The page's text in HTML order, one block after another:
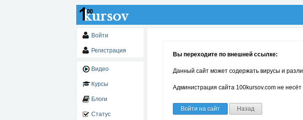
Войти
Регистрация
Видео
Курсы
Блоги
Статус
Вы переходите по внешней ссылке:
Данный сайт может содержать вирусы и
Администрация сайта 100kursov.com не несёт
Войти на сайт Назад